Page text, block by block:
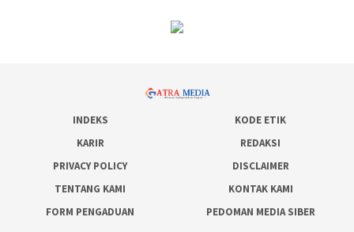
INDEKS
KODE ETIK
KARIR
REDAKSI
PRIVACY POLICY
DISCLAIMER
TENTANG KAMI
KONTAK KAMI
FORM PENGADUAN
PEDOMAN MEDIA SIBER